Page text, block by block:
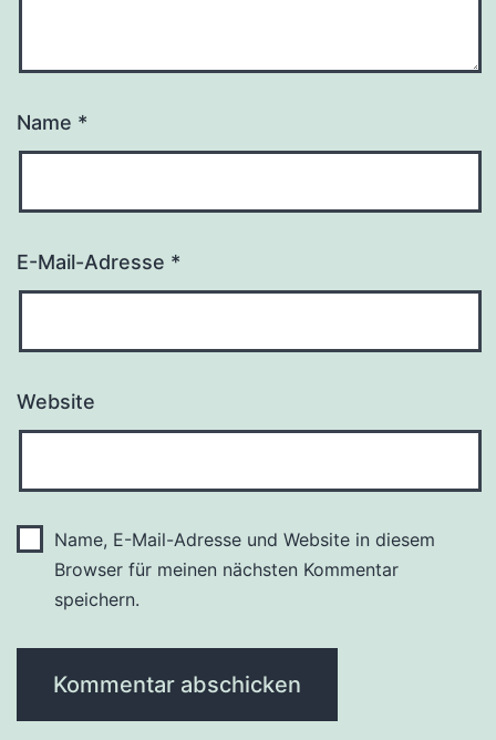
Name *
E-Mail-Adresse *
Website
Name, E-Mail-Adresse und Website in diesem
Browser für meinen nächsten Kommentar
speichern.